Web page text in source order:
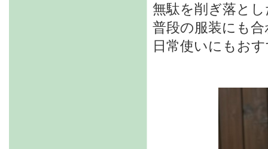
無駄を削ぎ落と
普段の服装にも
日常使いにもお